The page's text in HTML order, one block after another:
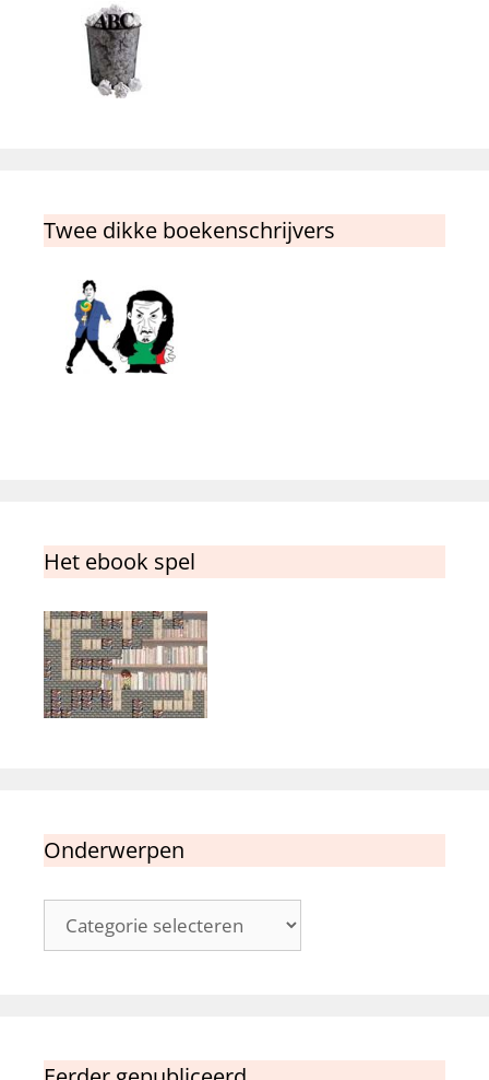
Twee dikke boekenschrijvers
Het ebook spel
Onderwerpen
Onderwerpen